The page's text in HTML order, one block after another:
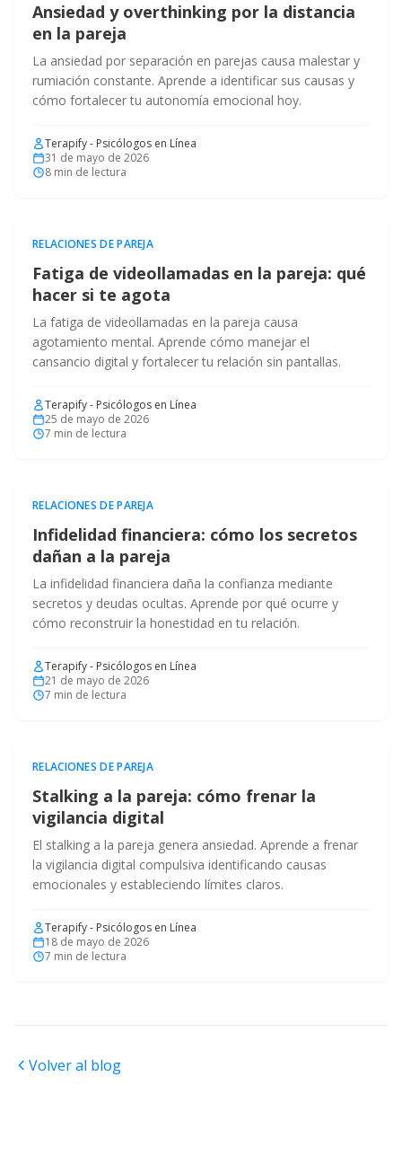
Ansiedad y overthinking por la distancia
en la pareja
La ansiedad por separación en parejas causa malestar y
rumiación constante. Aprende a identificar sus causas y
cómo fortalecer tu autonomía emocional hoy.
Terapify - Psicólogos en Línea
31 de mayo de 2026
8 min de lectura
RELACIONES DE PAREJA
Fatiga de videollamadas en la pareja: qué
hacer si te agota
La fatiga de videollamadas en la pareja causa
agotamiento mental. Aprende cómo manejar el
cansancio digital y fortalecer tu relación sin pantallas.
Terapify - Psicólogos en Línea
25 de mayo de 2026
7 min de lectura
RELACIONES DE PAREJA
Infidelidad financiera: cómo los secretos
dañan a la pareja
La infidelidad financiera daña la confianza mediante
secretos y deudas ocultas. Aprende por qué ocurre y
cómo reconstruir la honestidad en tu relación.
Terapify - Psicólogos en Línea
21 de mayo de 2026
7 min de lectura
RELACIONES DE PAREJA
Stalking a la pareja: cómo frenar la
vigilancia digital
El stalking a la pareja genera ansiedad. Aprende a frenar
la vigilancia digital compulsiva identificando causas
emocionales y estableciendo límites claros.
Terapify - Psicólogos en Línea
18 de mayo de 2026
7 min de lectura
Volver al blog